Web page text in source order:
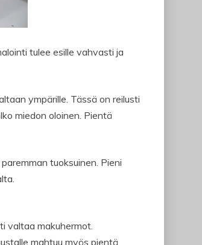
tulee esille vahvasti ja
ympärille. Tässä on reilusti
miedon oloinen. Pientä
tuoksuinen. Pieni
valtaa makuhermot.
mahtuu myös pientä